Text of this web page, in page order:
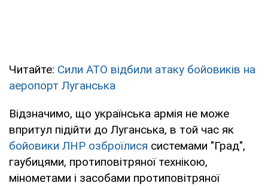
Читайте: Сили АТО відбили атаку бойовиків на
аеропорт Луганська
Відзначимо, що українська армія не може
впритул підійти до Луганська, в той час як
бойовики ЛНР озброїлися системами "Град",
гаубицями, протиповітряної технікою,
мінометами і засобами протиповітряної